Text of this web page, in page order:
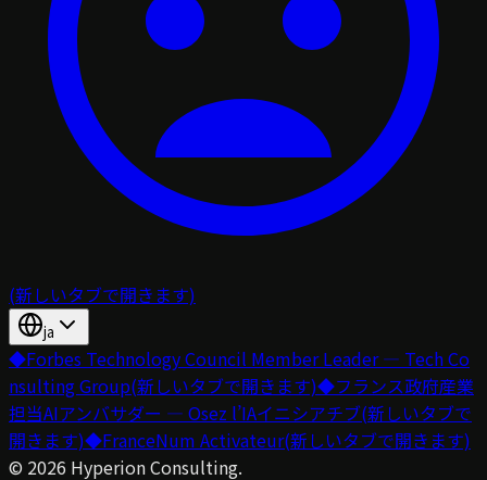
(新しいタブで開きます)
ja
◆Forbes Technology Council Member Leader — Tech Co
nsulting Group(新しいタブで開きます)◆フランス政府産業
担当AIアンバサダー — Osez l’IAイニシアチブ(新しいタブで
開きます)◆FranceNum Activateur(新しいタブで開きます)
© 2026 Hyperion Consulting.